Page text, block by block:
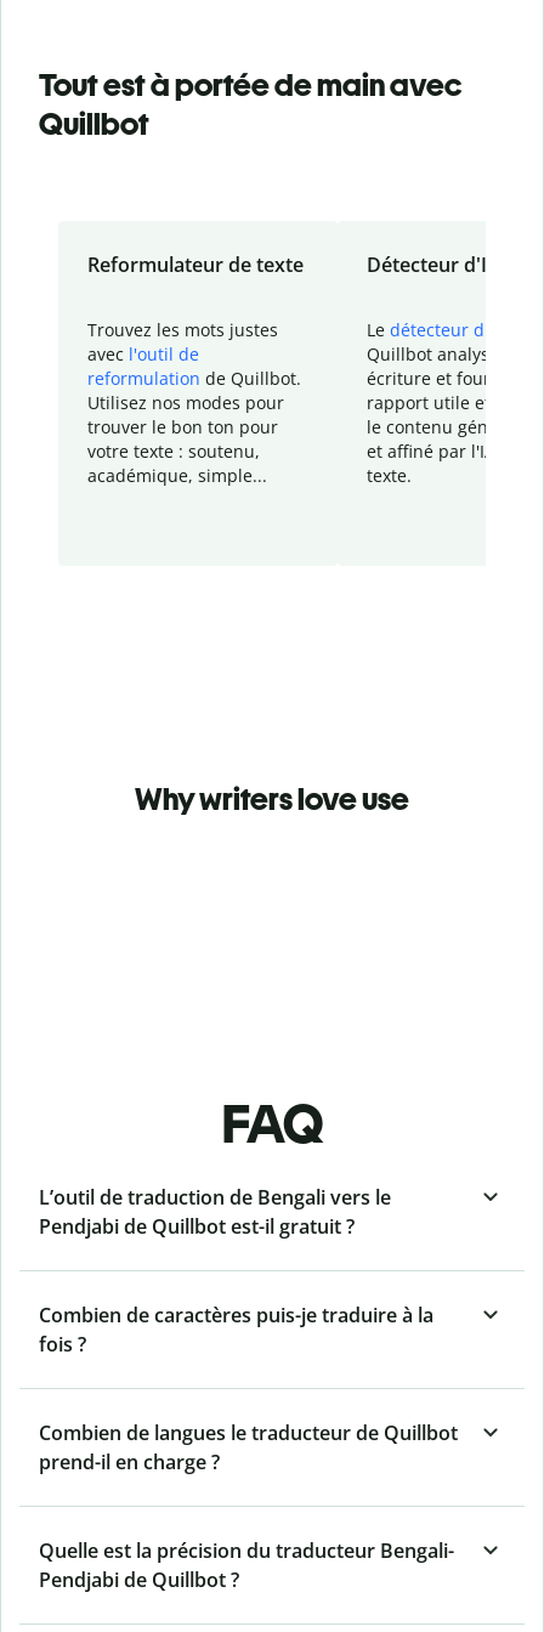
Tout est à portée de main avec
Quillbot
Reformulateur de texte
Trouvez les mots justes
avec l'outil de
reformulation de Quillbot.
Utilisez nos modes pour
trouver le bon ton pour
votre texte : soutenu,
académique, simple...
Détecteur d'IA
Le détecteur d'IA
Quillbot analyse votre
écriture et fournit un
rapport utile et
le contenu généré
et affiné par l'IA
texte.
Why writers love use
FAQ
L’outil de traduction de Bengali vers le
Pendjabi de Quillbot est-il gratuit ?
Combien de caractères puis-je traduire à la
fois ?
Combien de langues le traducteur de Quillbot
prend-il en charge ?
Quelle est la précision du traducteur Bengali-
Pendjabi de Quillbot ?